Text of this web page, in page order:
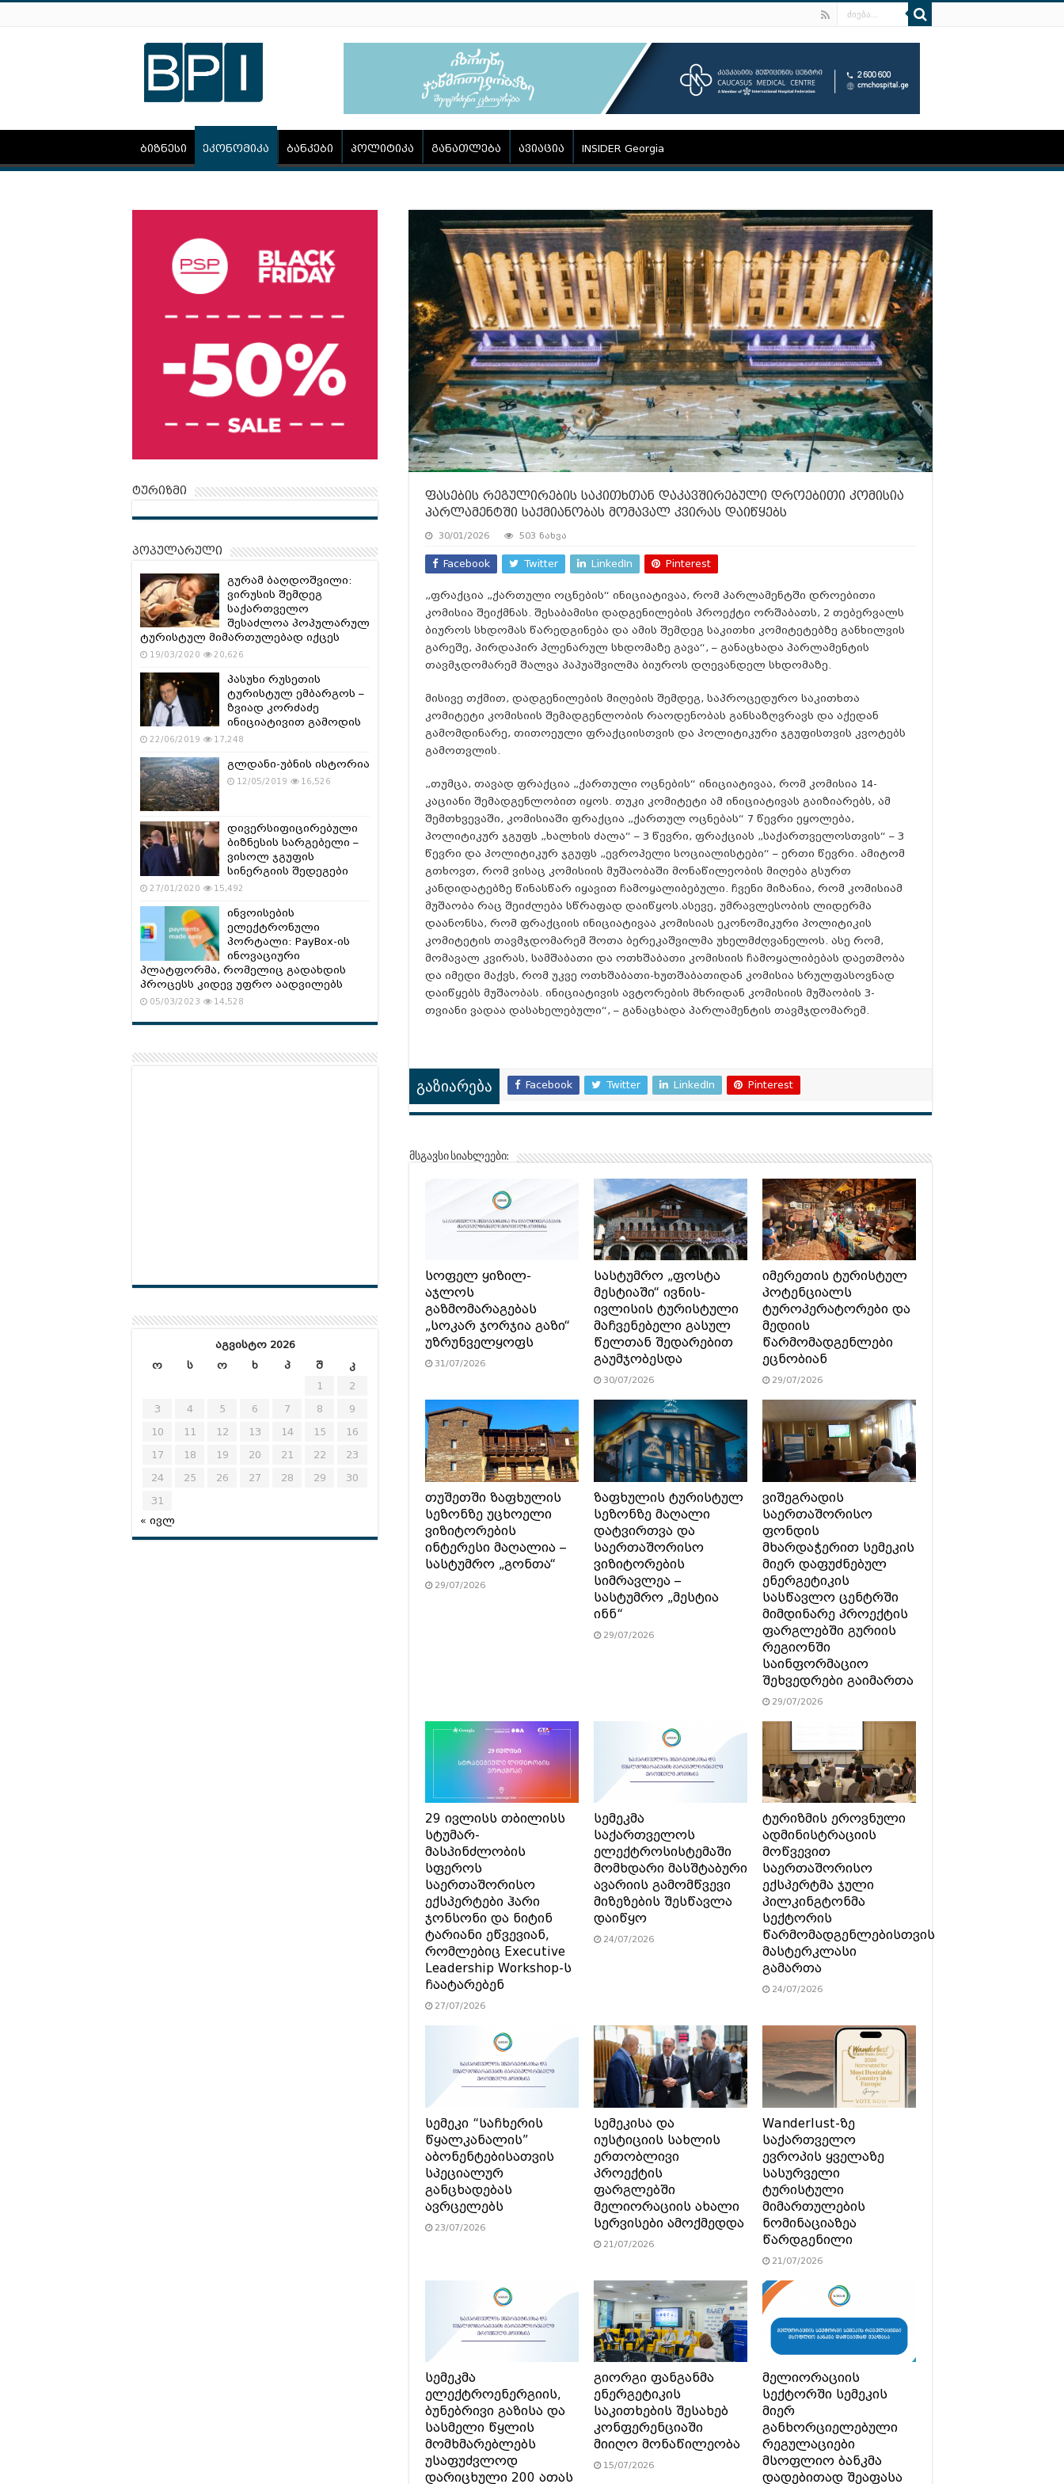
ბიზნესი ეკონომიკა ბანკები პოლიტიკა განათლება ავიაცია INSIDER Georgia
ფასების რეგულირების საკითხთან დაკავშირებული დროებითი კომისია
პარლამენტში საქმიანობას მომავალ კვირას დაიწყებს
30/01/2026 503 ნახვა
Facebook Twitter LinkedIn Pinterest
„ფრაქცია „ქართული ოცნების“ ინიციატივაა, რომ პარლამენტში დროებითი
კომისია შეიქმნას. შესაბამისი დადგენილების პროექტი ორშაბათს, 2 თებერვალს
ბიუროს სხდომას წარედგინება და ამის შემდეგ საკითხი კომიტეტებზე განხილვის
გარეშე, პირდაპირ პლენარულ სხდომაზე გავა“, – განაცხადა პარლამენტის
თავმჯდომარემ შალვა პაპუაშვილმა ბიუროს დღევანდელ სხდომაზე.
მისივე თქმით, დადგენილების მიღების შემდეგ, საპროცედურო საკითხთა
კომიტეტი კომისიის შემადგენლობის რაოდენობას განსაზღვრავს და აქედან
გამომდინარე, თითოეული ფრაქციისთვის და პოლიტიკური ჯგუფისთვის კვოტებს
გამოთვლის.
„თუმცა, თავად ფრაქცია „ქართული ოცნების“ ინიციატივაა, რომ კომისია 14-
კაციანი შემადგენლობით იყოს. თუკი კომიტეტი ამ ინიციატივას გაიზიარებს, ამ
შემთხვევაში, კომისიაში ფრაქცია „ქართულ ოცნებას“ 7 წევრი ეყოლება,
პოლიტიკურ ჯგუფს „ხალხის ძალა“ – 3 წევრი, ფრაქციას „საქართველოსთვის“ – 3
წევრი და პოლიტიკურ ჯგუფს „ევროპელი სოციალისტები“ – ერთი წევრი. ამიტომ
გთხოვთ, რომ ვისაც კომისიის მუშაობაში მონაწილეობის მიღება გსურთ
კანდიდატებზე წინასწარ იყავით ჩამოყალიბებული. ჩვენი მიზანია, რომ კომისიამ
მუშაობა რაც შეიძლება სწრაფად დაიწყოს.ასევე, უმრავლესობის ლიდერმა
დაანონსა, რომ ფრაქციის ინიციატივაა კომისიას ეკონომიკური პოლიტიკის
კომიტეტის თავმჯდომარემ შოთა ბერეკაშვილმა უხელმძღვანელოს. ასე რომ,
მომავალ კვირას, სამშაბათი და ოთხშაბათი კომისიის ჩამოყალიბებას დაეთმობა
და იმედი მაქვს, რომ უკვე ოთხშაბათი-ხუთშაბათიდან კომისია სრულფასოვნად
დაიწყებს მუშაობას. ინიციატივის ავტორების მხრიდან კომისიის მუშაობის 3-
თვიანი ვადაა დასახელებული“, – განაცხადა პარლამენტის თავმჯდომარემ.
გაზიარება Facebook Twitter LinkedIn Pinterest
მსგავსი სიახლეები:
სოფელ ყიზილ-
აჯლოს
გაზმომარაგებას
„სოკარ ჯორჯია გაზი“
უზრუნველყოფს
31/07/2026
სასტუმრო „ფოსტა
მესტიაში“ ივნის-
ივლისის ტურისტული
მაჩვენებელი გასულ
წელთან შედარებით
გაუმჯობესდა
30/07/2026
იმერეთის ტურისტულ
პოტენციალს
ტუროპერატორები და
მედიის
წარმომადგენლები
ეცნობიან
29/07/2026
თუშეთში ზაფხულის
სეზონზე უცხოელი
ვიზიტორების
ინტერესი მაღალია –
სასტუმრო „გონთა“
29/07/2026
ზაფხულის ტურისტულ
სეზონზე მაღალი
დატვირთვა და
საერთაშორისო
ვიზიტორების
სიმრავლეა –
სასტუმრო „მესტია
ინნ“
29/07/2026
ვიშეგრადის
საერთაშორისო
ფონდის
მხარდაჭერით სემეკის
მიერ დაფუძნებულ
ენერგეტიკის
სასწავლო ცენტრში
მიმდინარე პროექტის
ფარგლებში გურიის
რეგიონში
საინფორმაციო
შეხვედრები გაიმართა
29/07/2026
29 ივლისს თბილისს
სტუმარ-
მასპინძლობის
სფეროს
საერთაშორისო
ექსპერტები ჰარი
ჯონსონი და ნიტინ
ტარიანი ეწვევიან,
რომლებიც Executive
Leadership Workshop-ს
ჩაატარებენ
27/07/2026
სემეკმა
საქართველოს
ელექტროსისტემაში
მომხდარი მასშტაბური
ავარიის გამომწვევი
მიზეზების შესწავლა
დაიწყო
24/07/2026
ტურიზმის ეროვნული
ადმინისტრაციის
მოწვევით
საერთაშორისო
ექსპერტმა ჯული
პილკინგტონმა
სექტორის
წარმომადგენლებისთვის
მასტერკლასი
გამართა
24/07/2026
სემეკი “საჩხერის
წყალკანალის”
აბონენტებისათვის
სპეციალურ
განცხადებას
ავრცელებს
23/07/2026
სემეკისა და
იუსტიციის სახლის
ერთობლივი
პროექტის
ფარგლებში
მელიორაციის ახალი
სერვისები ამოქმედდა
21/07/2026
Wanderlust-ზე
საქართველო
ევროპის ყველაზე
სასურველი
ტურისტული
მიმართულების
ნომინაციაზეა
წარდგენილი
21/07/2026
სემეკმა
ელექტროენერგიის,
ბუნებრივი გაზისა და
სასმელი წყლის
მომხმარებლებს
უსაფუძვლოდ
დარიცხული 200 ათას
გიორგი ფანგანმა
ენერგეტიკის
საკითხების შესახებ
კონფერენციაში
მიიღო მონაწილეობა
15/07/2026
მელიორაციის
სექტორში სემეკის
მიერ
განხორციელებული
რეგულაციები
მსოფლიო ბანკმა
დადებითად შეაფასა
ტურიზმი
პოპულარული
გურამ ბაღდოშვილი:
ვირუსის შემდეგ
საქართველო
შესაძლოა პოპულარულ
ტურისტულ მიმართულებად იქცეს
19/03/2020 20,626
პასუხი რუსეთის
ტურისტულ ემბარგოს –
ზვიად კორძაძე
ინიციატივით გამოდის
22/06/2019 17,248
გლდანი-უბნის ისტორია
12/05/2019 16,526
დივერსიფიცირებული
ბიზნესის სარგებელი –
ვისოლ ჯგუფის
სინერგიის შედეგები
27/01/2020 15,492
ინვოისების
ელექტრონული
პორტალი: PayBox-ის
ინოვაციური
პლატფორმა, რომელიც გადახდის
პროცესს კიდევ უფრო აადვილებს
05/03/2023 14,528
აგვისტო 2026
ო
ს ო ხ პ შ
კ
1
2
3
4 5 6 7 8
9
10
11 12 13 14 15
16
17
18 19 20 21 22
23
24
25 26 27 28 29
30
31
« ივლ